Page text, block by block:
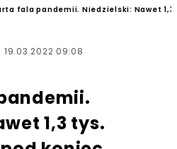
fala pandemii. Niedzielski: Nawet
19.03.2022 09:08
1,3 tys.